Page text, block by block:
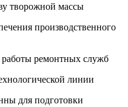
творожной массы
производственного
ремонтных служб
линии
для подготовки